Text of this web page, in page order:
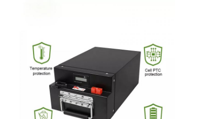
संपर्क करें
समाचार
अब बात करो